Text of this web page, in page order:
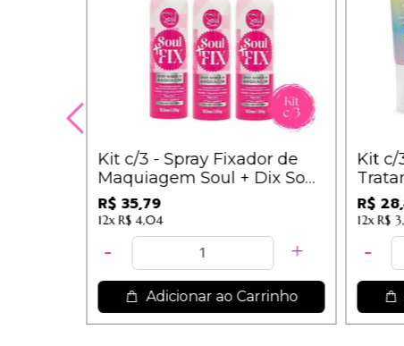
Kit c/3 - Spray Fixador de
Maquiagem Soul + Dix Soul
Cosméticos
R$ 35,79
12xR$ 4,04
Adicionar ao Carrinho
Kit c/
R$
12xR$